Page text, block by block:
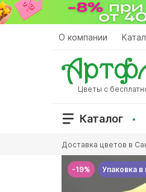
Перейти
к
О компании
Цветы с
Каталог
здесь
Доставка цветов в
-19% Упаковка